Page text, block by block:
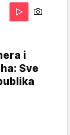
i
Sve